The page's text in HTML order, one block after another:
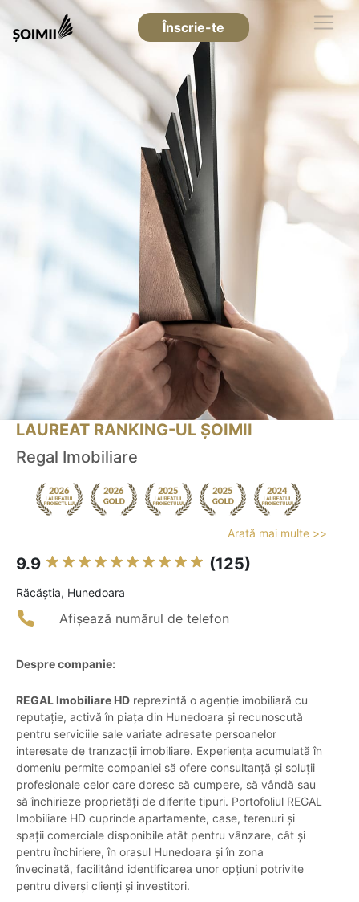
Înscrie-te
LAUREAT RANKING-UL ȘOIMII
Regal Imobiliare
Arată mai multe >>
9.9 (125)
Răcăştia, Hunedoara
Afișează numărul de telefon
Despre companie:
REGAL Imobiliare HD reprezintă o agenție imobiliară cu
reputație, activă în piața din Hunedoara și recunoscută
pentru serviciile sale variate adresate persoanelor
interesate de tranzacții imobiliare. Experiența acumulată în
domeniu permite companiei să ofere consultanță și soluții
profesionale celor care doresc să cumpere, să vândă sau
să închirieze proprietăți de diferite tipuri. Portofoliul REGAL
Imobiliare HD cuprinde apartamente, case, terenuri și
spații comerciale disponibile atât pentru vânzare, cât și
pentru închiriere, în orașul Hunedoara și în zona
învecinată, facilitând identificarea unor opțiuni potrivite
pentru diverși clienți și investitori.